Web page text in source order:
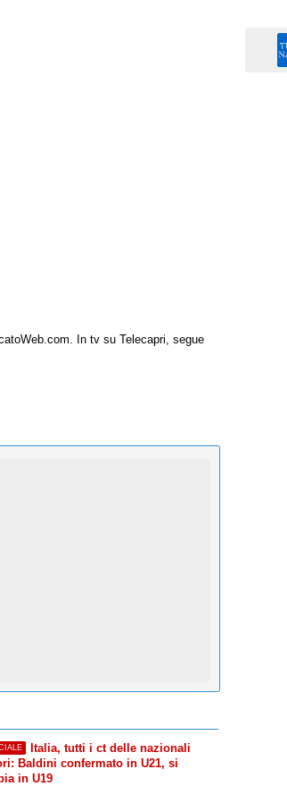
In tv su Telecapri, segue
Italia, tutti i ct delle nazionali
Baldini confermato in U21, si
in U19